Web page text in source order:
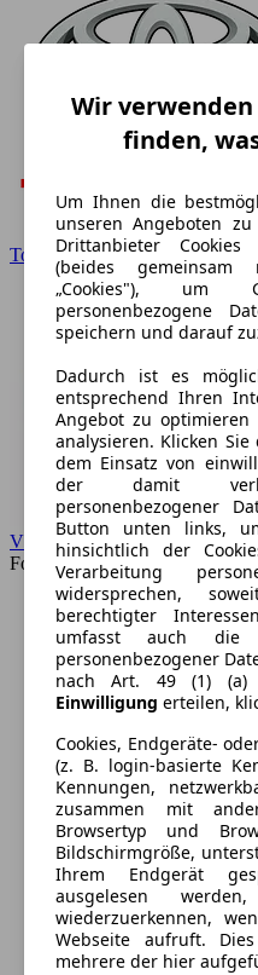
Toyota
VW
Forum
Wir verwenden
finden,
Um Ihnen die
unseren Angeboten
Drittanbieter
(beides gemeinsam
„Cookies"), um
personenbezogene
speichern und darauf
Dadurch ist es
entsprechend Ihren
Angebot zu optimieren
analysieren. Klicken
dem Einsatz von
der damit
personenbezogener
Button unten links,
hinsichtlich der
Verarbeitung
widersprechen,
berechtigter
umfasst auch die
personenbezogener
nach Art. 49 (1) (a)
Einwilligung erteilen,
Cookies, Endgeräte-
(z. B. login-basierte
Kennungen,
zusammen mit
Browsertyp und
Bildschirmgröße,
Ihrem Endgerät
ausgelesen
wiederzuerkennen,
Webseite aufruft.
mehrere der hier